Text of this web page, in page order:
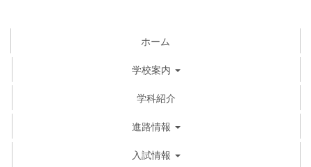
ホーム
学校案内
学科紹介
進路情報
入試情報